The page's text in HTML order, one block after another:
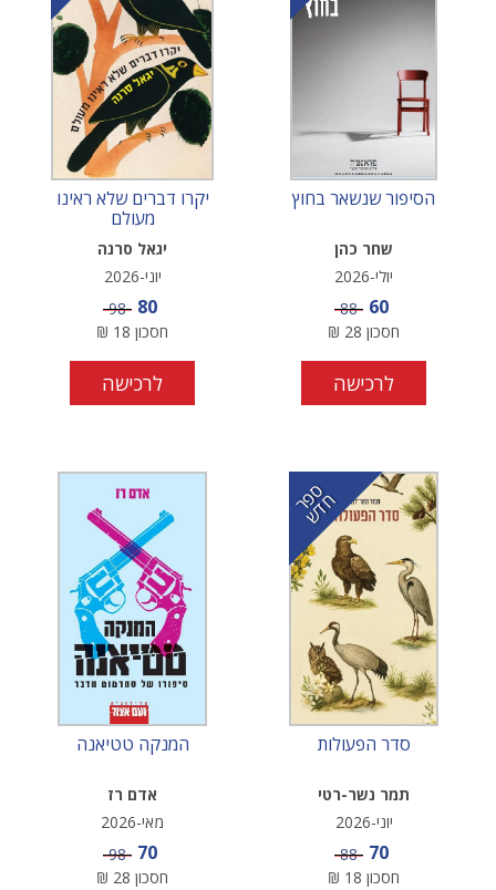
הסיפור שנשאר בחוץ
שחר כהן
יולי-2026
מחיר מבצע
60 מחיר
88
חסכון 28
₪
לרכישה
יקרו דברים שלא ראינו
מעולם
יגאל סרנה
יוני-2026
מחיר מבצע
80 מחיר
98
חסכון 18
₪
לרכישה
ס
פ
ר
ח
ד
ש
סדר הפעולות
תמר נשר-רטי
יוני-2026
מחיר מבצע
70 מחיר
88
חסכון 18
₪
המנקה טטיאנה
אדם רז
מאי-2026
מחיר מבצע
70 מחיר
98
חסכון 28
₪